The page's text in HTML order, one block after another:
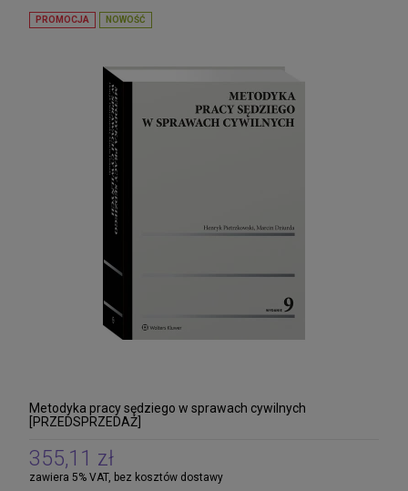
Metodyka pracy sędziego w sprawach cywilnych
[PRZEDSPRZEDAŻ]
355,11 zł
zawiera 5% VAT, bez kosztów dostawy
PROMOCJA NOWOŚĆ